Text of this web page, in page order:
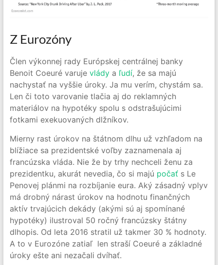
Z Eurozóny
Člen výkonnej rady Európskej centrálnej banky
Benoit Coeuré varuje vládya ľudí, že sa majú
nachystať na vyššie úroky. Ja mu verím, chystám sa.
Len či toto varovanie tlačia aj do reklamných
materiálov na hypotéky spolu s odstrašujúcimi
fotkami exekuovaných dlžníkov.
Mierny rast úrokov na štátnom dlhu už vzhľadom na
blížiace sa prezidentské voľby zaznamenala aj
francúzska vláda. Nie že by trhy nechceli ženu za
prezidentku, akurát nevedia, čo si majú počaťs Le
Penovej plánmi na rozbíjanie eura. Aký zásadný vplyv
má drobný nárast úrokov na hodnotu finančných
aktív trvajúcich dekády (akými sú aj spomínané
hypotéky) ilustroval 50 ročný francúzsky štátny
dlhopis. Od leta 2016 stratil už takmer 30 % hodnoty.
A to v Eurozóne zatiaľ len straší Coeuré a základné
úroky ešte ani nezačali dvíhať.